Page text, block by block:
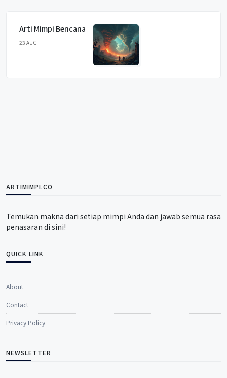
Arti Mimpi Bencana
23 AUG
ARTIMIMPI.CO
Temukan makna dari setiap mimpi Anda dan jawab semua rasa
penasaran di sini!
QUICK LINK
About
Contact
Privacy Policy
NEWSLETTER